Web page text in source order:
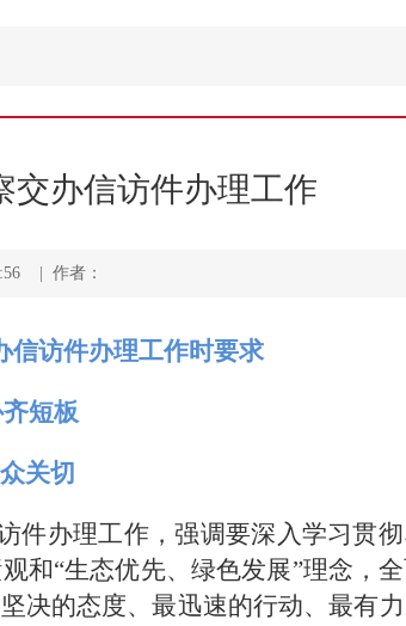
交办信访件办理工作
| 作者：
信访件办理工作时要求
短板
关切
件办理工作，强调要深入学习贯
和“生态优先、绿色发展”理念，
决的态度、最迅速的行动、最有力